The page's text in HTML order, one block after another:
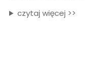
czytaj więcej >>